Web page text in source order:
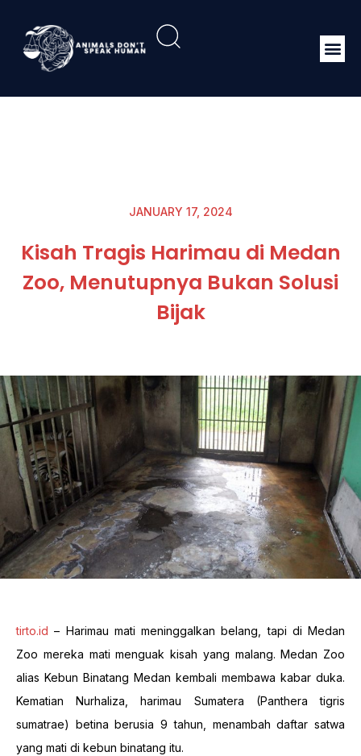
JANUARY 17, 2024
Kisah Tragis Harimau di Medan
Zoo, Menutupnya Bukan Solusi
Bijak
tirto.id – Harimau mati meninggalkan belang, tapi di Medan
Zoo mereka mati menguak kisah yang malang. Medan Zoo
alias Kebun Binatang Medan kembali membawa kabar duka.
Kematian Nurhaliza, harimau Sumatera (Panthera tigris
sumatrae) betina berusia 9 tahun, menambah daftar satwa
yang mati di kebun binatang itu.